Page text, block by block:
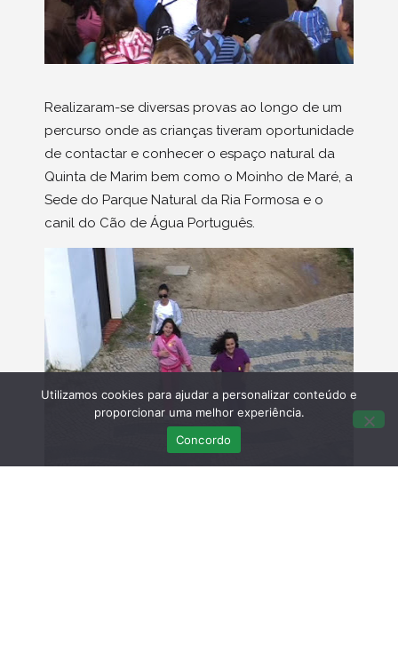
Realizaram-se diversas provas ao longo de um
percurso onde as crianças tiveram oportunidade
de contactar e conhecer o espaço natural da
Quinta de Marim bem como o Moinho de Maré, a
Sede do Parque Natural da Ria Formosa e o
canil do Cão de Água Português.
Utilizamos cookies para ajudar a personalizar conteúdo e
proporcionar uma melhor experiência.
Concordo